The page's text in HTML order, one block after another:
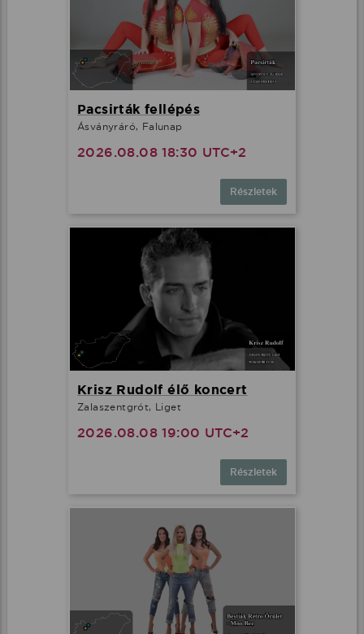
Pacsirták fellépés
Ásványráró, Falunap
2026.08.08 18:30 UTC+2
Részletek
Krisz Rudolf élő koncert
Zalaszentgrót, Liget
2026.08.08 19:00 UTC+2
Részletek